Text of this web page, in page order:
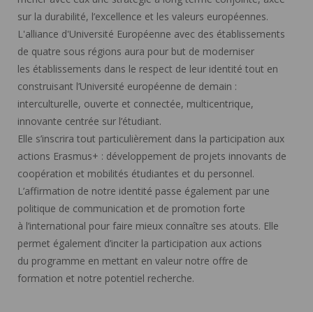
sur la durabilité, l’excellence et les valeurs européennes.
L'alliance d'Université Européenne avec des établissements
de quatre sous régions aura pour but de moderniser
les établissements dans le respect de leur identité tout en
construisant l’Université européenne de demain :
interculturelle, ouverte et connectée, multicentrique,
innovante centrée sur l’étudiant.
Elle s’inscrira tout particulièrement dans la participation aux
actions Erasmus+ : développement de projets innovants de
coopération et mobilités étudiantes et du personnel.
L’affirmation de notre identité passe également par une
politique de communication et de promotion forte
à l’international pour faire mieux connaître ses atouts. Elle
permet également d’inciter la participation aux actions
du programme en mettant en valeur notre offre de
formation et notre potentiel recherche.